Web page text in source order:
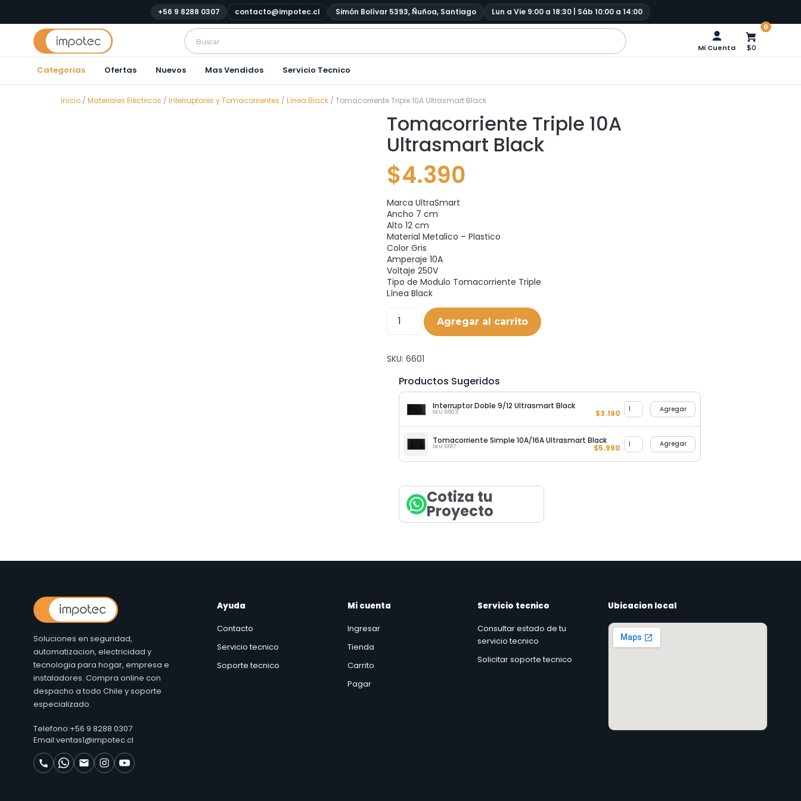
+56 9 8288 0307 contacto@impotec.cl Simón Bolívar 5393, Ñuñoa, Santiago Lun a Vie 9:00 a 18:30 | Sáb 10:00 a 14:00
Mi Cuenta
0
$0
Categorias Ofertas Nuevos Mas Vendidos Servicio Tecnico
Inicio / Materiales Eléctricos / Interruptores y Tomacorrientes / Línea Black / Tomacorriente Triple 10A Ultrasmart Black
Tomacorriente Triple 10A
Ultrasmart Black
$4.390
Marca UltraSmart
Ancho 7 cm
Alto 12 cm
Material Metalico – Plastico
Color Gris
Amperaje 10A
Voltaje 250V
Tipo de Modulo Tomacorriente Triple
Línea Black
Agregar al carrito
SKU:6601
Productos Sugeridos
Interruptor Doble 9/12 Ultrasmart Black
SKU 6603 $3.190 Agregar
Tomacorriente Simple 10A/16A Ultrasmart Black
SKU 6617 $5.990 Agregar
Cotiza tu
Proyecto
Soluciones en seguridad,
automatizacion, electricidad y
tecnologia para hogar, empresa e
instaladores. Compra online con
despacho a todo Chile y soporte
especializado.
Telefono:+56 9 8288 0307
Email:ventas1@impotec.cl
Ayuda
Contacto
Servicio tecnico
Soporte tecnico
Mi cuenta
Ingresar
Tienda
Carrito
Pagar
Servicio tecnico
Consultar estado de tu
servicio tecnico
Solicitar soporte tecnico
Ubicacion local